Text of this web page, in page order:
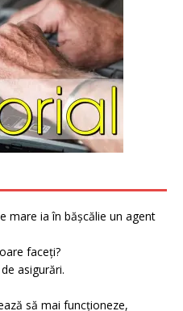
mare ia în bășcălie un agent
faceți?
asigurări.
să mai funcționeze,